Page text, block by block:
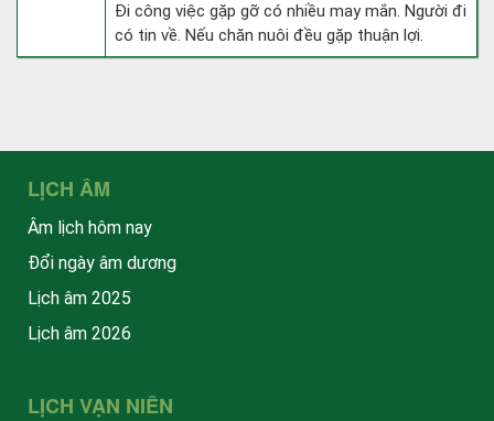
Đi công việc gặp gỡ có nhiều may mắn. Người đi
có tin về. Nếu chăn nuôi đều gặp thuận lợi.
LỊCH ÂM
Âm lịch hôm nay
Đổi ngày âm dương
Lịch âm 2025
Lịch âm 2026
LỊCH VẠN NIÊN